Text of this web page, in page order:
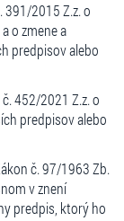
391/2015 Z.z. o
o zmene a
predpisov alebo
452/2021 Z.z. o
predpisov alebo
č. 97/1963 Zb.
v znení
predpis, ktorý ho